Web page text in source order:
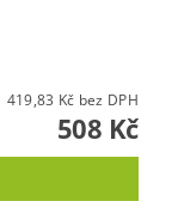
419,83 Kč bez DPH
508 Kč